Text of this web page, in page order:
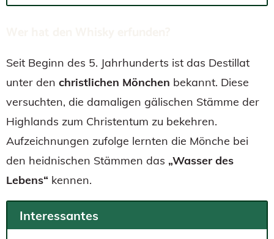
Seit Beginn des 5. Jahrhunderts ist das Destillat
unter den christlichen Mönchen bekannt. Diese
versuchten, die damaligen gälischen Stämme der
Highlands zum Christentum zu bekehren.
Aufzeichnungen zufolge lernten die Mönche bei
den heidnischen Stämmen das „Wasser des
Lebens“ kennen.
Interessantes